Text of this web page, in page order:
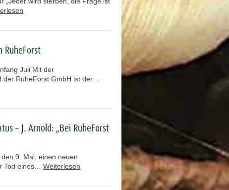
Juli Mit der
der RuheForst GmbH ist der…
– J. Arnold: „Bei RuheForst
9. Mai, einen neuen
Tod eines… Weiterlesen